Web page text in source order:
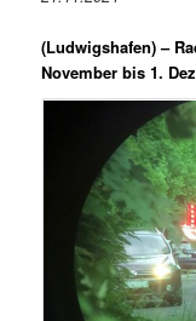
(Ludwigshafen) –
November bis 1.